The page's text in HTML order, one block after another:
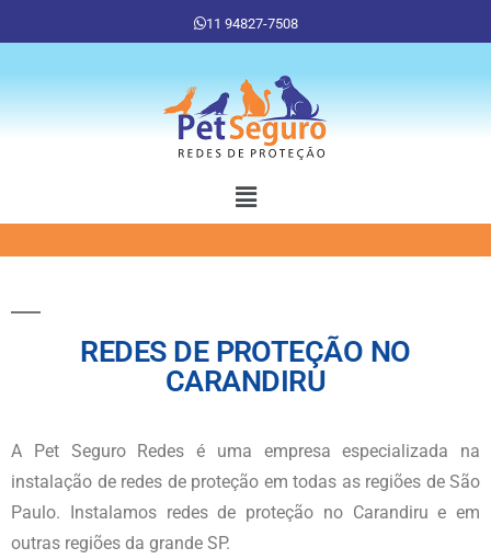
11 94827-7508
REDES DE PROTEÇÃO NO
CARANDIRU
A Pet Seguro Redes é uma empresa especializada na
instalação de redes de proteção em todas as regiões de São
Paulo. Instalamos redes de proteção no Carandiru e em
outras regiões da grande SP.